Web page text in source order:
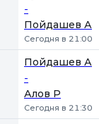
-
Пойдашев А
Сегодня в 21:00
Пойдашев А
-
Алов Р
Сегодня в 21:30